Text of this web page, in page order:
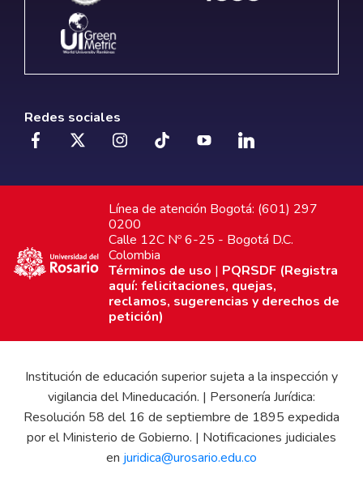
Redes sociales
Línea de atención Bogotá: (601) 297
0200
Calle 12C Nº 6-25 - Bogotá D.C.
Colombia
Términos de uso | PQRSDF (Registra
aquí: felicitaciones, quejas,
reclamos, sugerencias y derechos de
petición)
Institución de educación superior sujeta a la inspección y
vigilancia del Mineducación. | Personería Jurídica:
Resolución 58 del 16 de septiembre de 1895 expedida
por el Ministerio de Gobierno. | Notificaciones judiciales
en juridica@urosario.edu.co